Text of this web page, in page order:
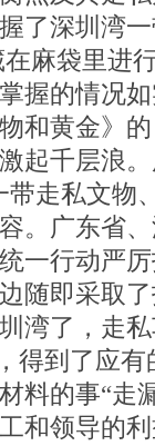
了深圳湾
麻袋里进
握的情况
和黄金》
起千层浪
走私文物
。广东省
一行动严
随即采取
湾了，走
得到了应有
料的事“走
和领导的